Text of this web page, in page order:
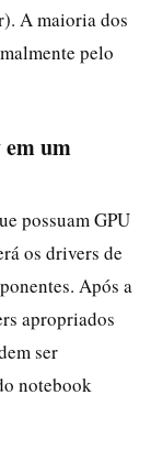
A maioria dos
pelo
um
possuam GPU
os drivers de
Após a
apropriados
ser
notebook